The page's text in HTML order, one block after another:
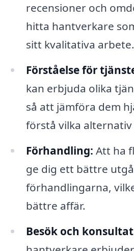
recensioner och
hitta hantverkare
sitt kvalitativa arbete.
Förståelse för
kan erbjuda olika
så att jämföra dem
förstå vilka alternativ
Förhandling: Att ha
ge dig ett bättre
förhandlingarna,
bättre affär.
Besök och